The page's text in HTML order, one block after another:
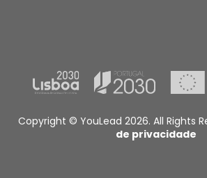
Copyright © YouLead 2026. All Rights
de privacidade